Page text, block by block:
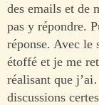
des emails et de
pas y répondre.
réponse. Avec le
étoffé et je me
réalisant que
discussions